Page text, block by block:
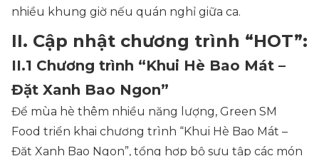
nhiều khung giờ nếu quán nghỉ giữa ca.
II. Cập nhật chương trình “HOT”:
II.1 Chương trình “Khui Hè Bao Mát –
Đặt Xanh Bao Ngon”
Để mùa hè thêm nhiều năng lượng, Green SM
Food triển khai chương trình “Khui Hè Bao Mát –
Đặt Xanh Bao Ngon”, tổng hợp bộ sưu tập các món